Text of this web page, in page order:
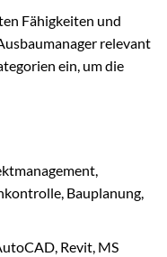
Fähigkeiten und
relevant
ein, um die
Bauplanung,
Revit, MS